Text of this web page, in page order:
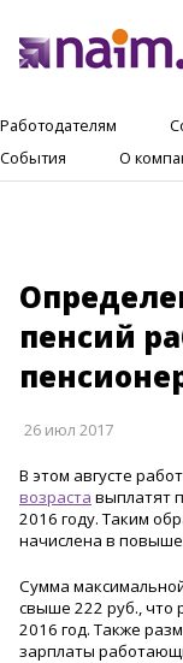
Работодателям
События
О
пенсий
26 июл 2017
В этом августе
возраста выплатят
2016 году. Таким
начислена в
Сумма
свыше 222 руб., что
2016 год. Также
зарплаты